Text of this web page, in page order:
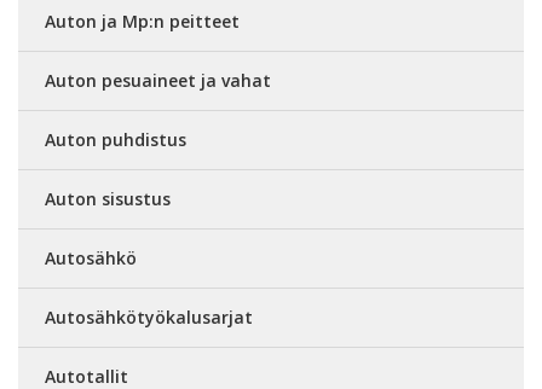
Auton ja Mp:n peitteet
Auton pesuaineet ja vahat
Auton puhdistus
Auton sisustus
Autosähkö
Autosähkötyökalusarjat
Autotallit